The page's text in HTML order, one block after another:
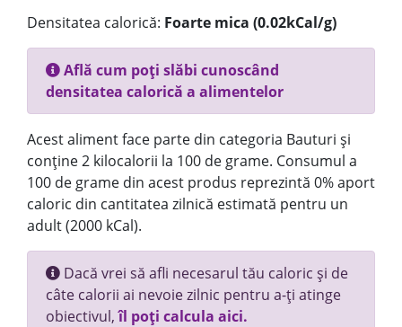
Densitatea calorică: Foarte mica (0.02kCal/g)
Află cum poți slăbi cunoscând
densitatea calorică a alimentelor
Acest aliment face parte din categoria Bauturi și
conține 2 kilocalorii la 100 de grame. Consumul a
100 de grame din acest produs reprezintă 0% aport
caloric din cantitatea zilnică estimată pentru un
adult (2000 kCal).
Dacă vrei să afli necesarul tău caloric și de
câte calorii ai nevoie zilnic pentru a-ți atinge
obiectivul,îl poți calcula aici.